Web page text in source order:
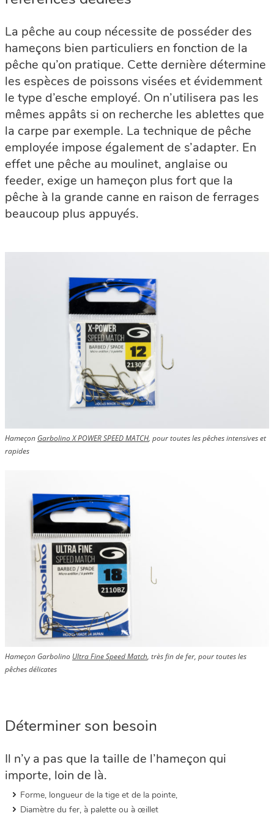
La pêche au coup nécessite de posséder des
hameçons bien particuliers en fonction de la
pêche qu’on pratique. Cette dernière détermine
les espèces de poissons visées et évidemment
le type d’esche employé. On n’utilisera pas les
mêmes appâts si on recherche les ablettes que
la carpe par exemple. La technique de pêche
employée impose également de s’adapter. En
effet une pêche au moulinet, anglaise ou
feeder, exige un hameçon plus fort que la
pêche à la grande canne en raison de ferrages
beaucoup plus appuyés.
Hameçon Garbolino X POWER SPEED MATCH, pour toutes les pêches intensives et
rapides
Hameçon Garbolino Ultra Fine Speed Match, très fin de fer, pour toutes les
pêches délicates
Déterminer son besoin
Il n’y a pas que la taille de l’hameçon qui
importe, loin de là.
Forme, longueur de la tige et de la pointe,
Diamètre du fer, à palette ou à œillet